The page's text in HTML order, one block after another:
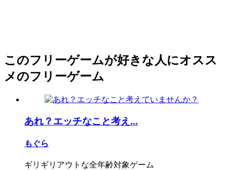
このフリーゲームが好きな人にオスス
メのフリーゲーム
あれ？エッチなこと考え...
もぐら
ギリギリアウトな全年齢対象ゲーム